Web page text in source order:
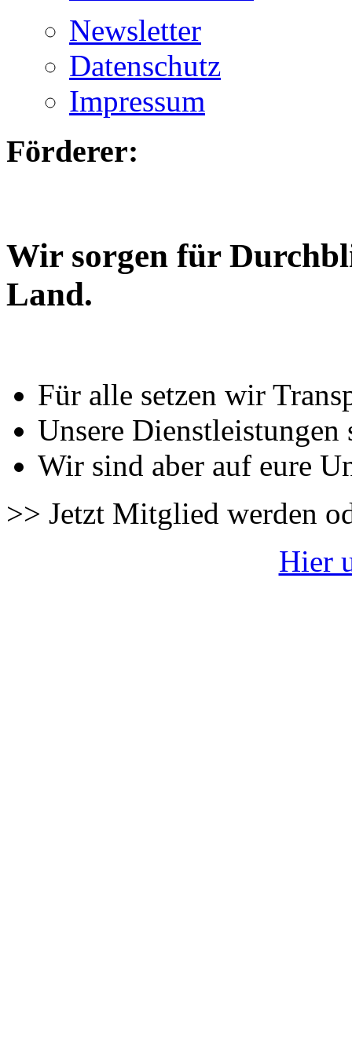
Newsletter
Datenschutz
Impressum
Förderer:
Wir sorgen für
Land.
Für alle setzen wir
Unsere Dienstleistungen
Wir sind aber auf eure
>> Jetzt Mitglied werden
Hier